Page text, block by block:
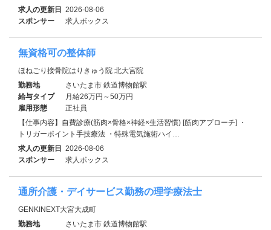
求人の更新日 2026-08-06
スポンサー
求人ボックス
無資格可の整体師
ほねごり接骨院はりきゅう院 北大宮院
勤務地
さいたま市 鉄道博物館駅
給与タイプ
月給26万円～50万円
雇用形態
正社員
【仕事内容】自費診療(筋肉×骨格×神経×生活習慣) [筋肉アプローチ] ・
トリガーポイント手技療法 ・特殊電気施術ハイ…
求人の更新日 2026-08-06
スポンサー
求人ボックス
通所介護・デイサービス勤務の理学療法士
GENKINEXT大宮大成町
勤務地
さいたま市 鉄道博物館駅